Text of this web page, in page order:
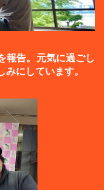
報告。元気に過ごし
にしています。